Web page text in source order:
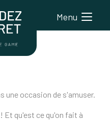
Menu
une occasion de s'amuser.
Et qu'est ce qu'on fait à